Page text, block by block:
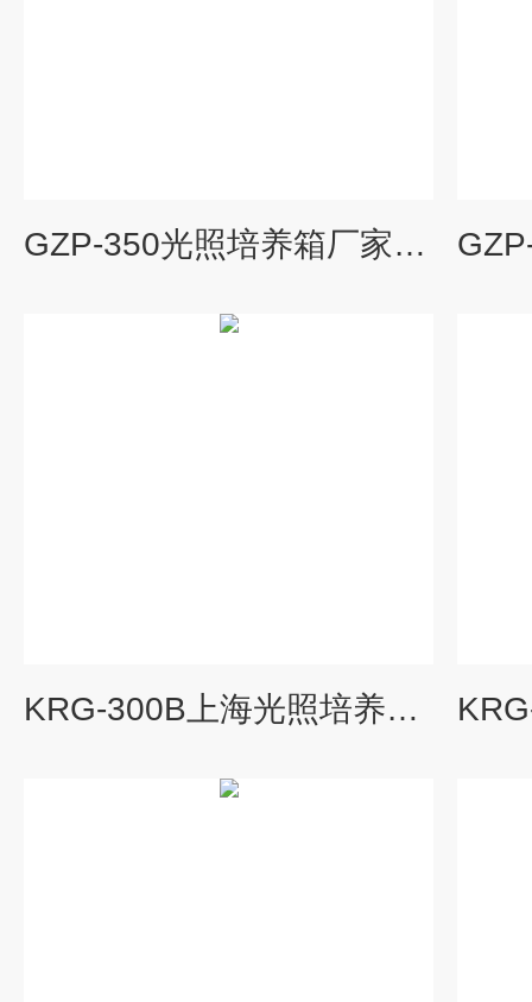
GZP-350光照培养箱厂家,程控光照培养箱
KRG-300B上海光照培养箱,光照培养架,智能光照培养箱